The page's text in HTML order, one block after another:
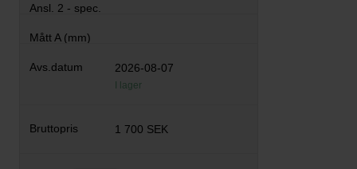
2026-08-07
I lager
1 700 SEK